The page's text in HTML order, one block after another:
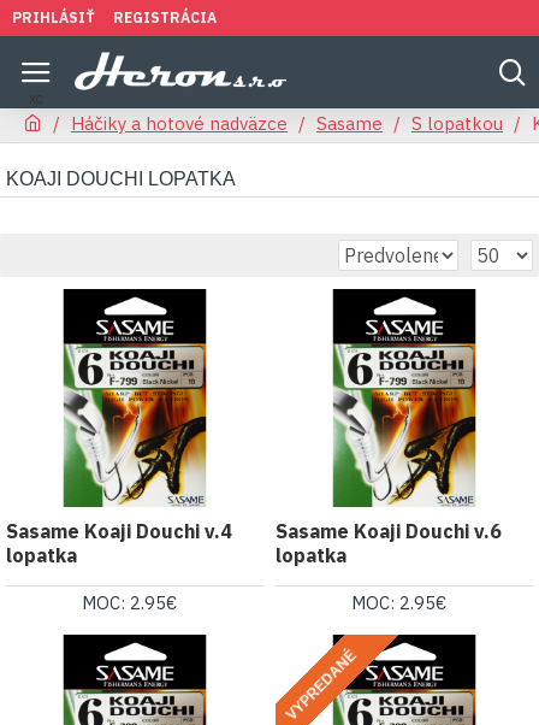
PRIHLÁSIŤ REGISTRÁCIA
Háčiky a hotové nadväzce Sasame S lopatkou
KOAJI DOUCHI LOPATKA
Sasame Koaji Douchi v.4
lopatka
MOC: 2.95€
Sasame Koaji Douchi v.6
lopatka
MOC: 2.95€
VYPREDANÉ